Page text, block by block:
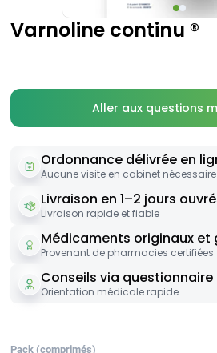
Varnoline continu ®
Aller aux questions
Ordonnance délivrée en
Aucune visite en cabinet nécessaire
Livraison en 1–2 jours
Livraison rapide et fiable
Médicaments originaux et
Provenant de pharmacies certifiées
Conseils via questionnaire
Orientation médicale rapide
Pack (comprimés)